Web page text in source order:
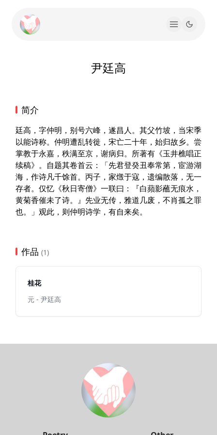
尹廷高
简介
廷高，字仲明，别号六峰，遂昌人。其父竹坡，当宋季
以能诗称。仲明遭乱转徙，宋亡二十年，始归故乡。尝
掌教于永嘉，秩满至京，谢病归。所著有《玉井樵唱正
续稿》。自题其卷首云：「先君登癸丑奉常第，宦游湖
海，作诗凡千馀首。丙子，家燬于寇，遗编散落，无一
存者。仅忆《秋日寄僧》一联曰：『白蘋影蘸无痕水，
黄菊香催未了诗。』先业无传，雅道几废，不肖孤之罪
也。」观此，则仲明诗学，有自来矣。
作品 (1)
桂花
元 - 尹廷高